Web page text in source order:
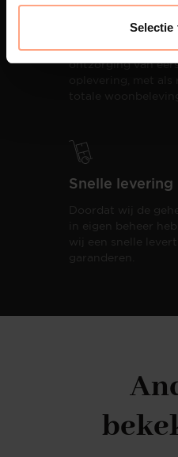
Selectie
Interieur
PUUUR biedt
ontzorging van
totale woonbeleving.
Snelle levering
Doordat wij de
in eigen beheer
wij een snelle
garanderen.